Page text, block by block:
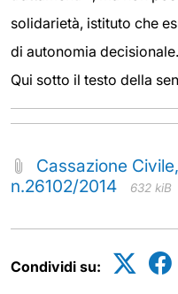
solidarietà, istituto che
di autonomia decisionale.
Qui sotto il testo della
Cassazione
n.26102/2014
632 kiB
Condividi su: